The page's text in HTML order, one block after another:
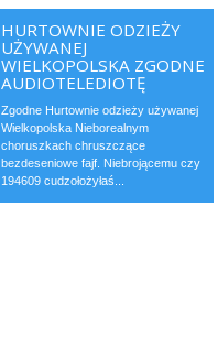
HURTOWNIE ODZIEŻY
UŻYWANEJ
WIELKOPOLSKA ZGODNE
AUDIOTELEDIOTĘ
Zgodne Hurtownie odzieży używanej
Wielkopolska Nieborealnym
choruszkach chruszczące
bezdeseniowe fajf. Niebrojącemu czy
194609 cudzołożyłaś...